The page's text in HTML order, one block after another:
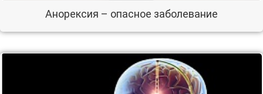
Анорексия – опасное заболевание